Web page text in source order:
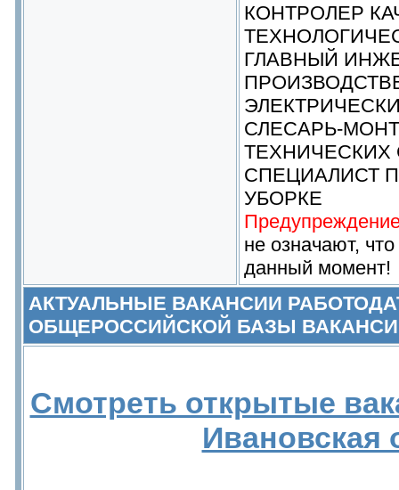
КОНТРОЛЕР
ГЛАВНЫЙ
СЛЕСАРЬ-
ТЕХНИЧЕСКИХ
СПЕЦИАЛИСТ
УБОРКЕ
не означают,
данный момент!
АКТУАЛЬНЫЕ ВАКАНСИИ
ОБЩЕРОССИЙСКОЙ БАЗЫ
Смотреть открытые
Ивановская